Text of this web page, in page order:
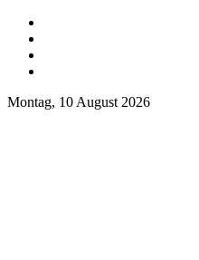
Montag, 10 August 2026